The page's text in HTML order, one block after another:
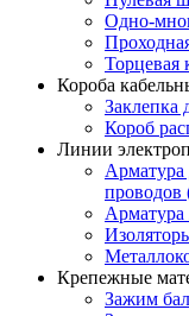
Одно-
Торцевая
Короба
Заклепка
Короб
Линии
Арматура
Крепежные
Зажим